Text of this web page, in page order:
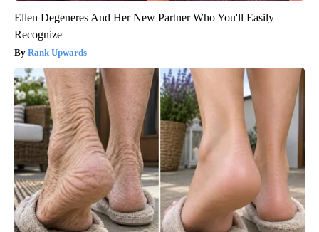
Ellen Degeneres And Her New Partner Who You'll Easily
Recognize
Rank Upwards